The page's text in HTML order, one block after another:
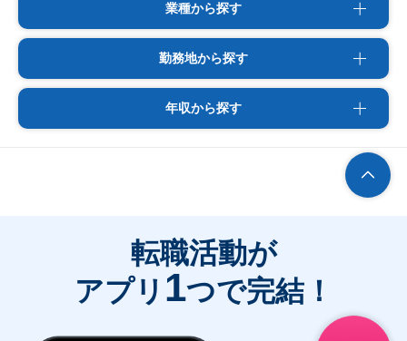
業種から探す
勤務地から探す
年収から探す
転職活動が
アプリ 1つで完結！